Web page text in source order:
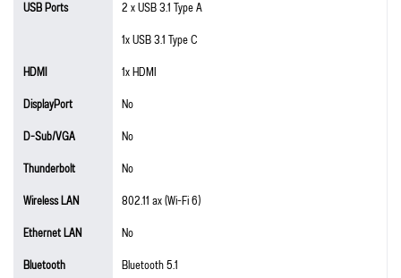
USB Ports
2 x USB 3.1 Type A
1x USB 3.1 Type C
HDMI
1x HDMI
DisplayPort
No
D-Sub/VGA
No
Thunderbolt
No
Wireless LAN
802.11 ax (Wi-Fi 6)
Ethernet LAN
No
Bluetooth
Bluetooth 5.1